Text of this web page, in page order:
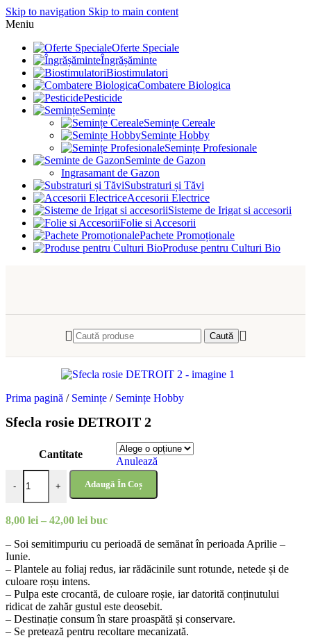
Skip to navigation Skip to main content
Meniu
Oferte Speciale
Îngrășăminte
Biostimulatori
Combatere Biologica
Pesticide
Semințe
Semințe Cereale
Semințe Hobby
Semințe Profesionale
Seminte de Gazon
Ingrasamant de Gazon
Substraturi și Tăvi
Accesorii Electrice
Sisteme de Irigat si accesorii
Folie si Accesorii
Pachete Promoționale
Produse pentru Culturi Bio
Caută
Prima pagină / Semințe / Semințe Hobby
Sfecla rosie DETROIT 2
Cantitate
Anulează
-
Cantitate Sfecla rosie DETROIT 2
+ Adaugă În Coș
8,00 lei – 42,00 leiInterval
prețuri:
până
la
42,00 lei
buc
– Soi semitimpuriu cu perioadă de semănat în perioada Aprilie –
Iunie.
– Plantele au foliaj redus, iar rădăcinile sunt rotunde, netede și de
culoare roșu intens.
– Pulpa este crocantă, de culoare roșie, iar datorită conținutului
ridicat de zahăr gustul este deosebit.
– Destinație consum în stare proaspătă și conservare.
– Se pretează pentru recoltare mecanizată.